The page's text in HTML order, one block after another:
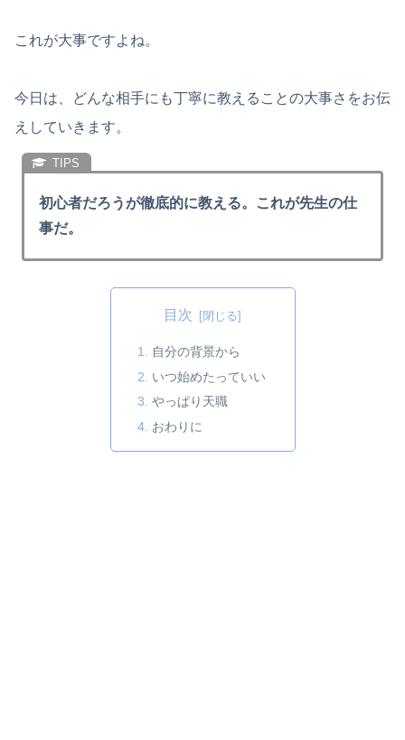
これが大事ですよね。
今日は、どんな相手にも丁寧に教えることの大事さをお伝
えしていきます。
初心者だろうが徹底的に教える。これが先生の仕
事だ。
目次
自分の背景から
いつ始めたっていい
やっぱり天職
おわりに